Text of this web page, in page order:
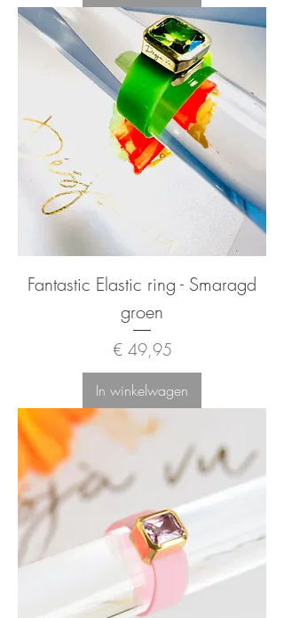
Fantastic Elastic ring - Smaragd
groen
Prijs
€ 49,95
In winkelwagen